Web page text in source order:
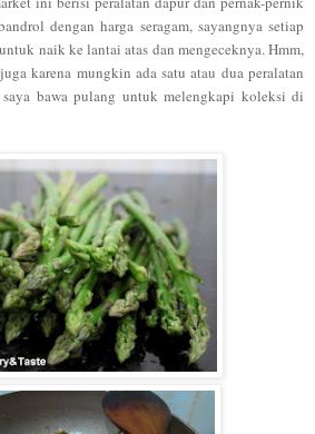
drol dengan harga seragam, sayangnya setiap
naik ke lantai atas dan mengeceknya. Hmm,
juga karena mungkin ada satu atau dua peralatan
bawa pulang untukmelengkapi koleksi di